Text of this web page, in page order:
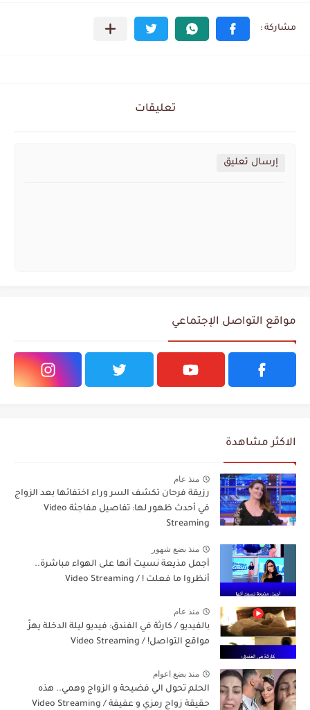
تعليقات
إرسال تعليق
مواقع التواصل الإجتماعي
الاكثر مشاهدة
منذ عام
رزيقة فرحان تكشف السر وراء اختفائها بعد الزواج
في أحدث ظهور لها: تفاصيل مفاجئة Video
Streaming
منذ بضع شهور
أجمل مذيعة نسيت أنها على الهواء مباشرة..
أنظروا ما فعلت ! / Video Streaming
منذ عام
بالفيديو / كارثة في الفندق: فيديو ليلة الدخلة يهزّ
مواقع التواصل! / Video Streaming
منذ بضع اعوام
الحلم تحول الي فضيحة و الزواج وهمي.. هذه
حقيقة زواج رمزي و عفيفة / Video Streaming